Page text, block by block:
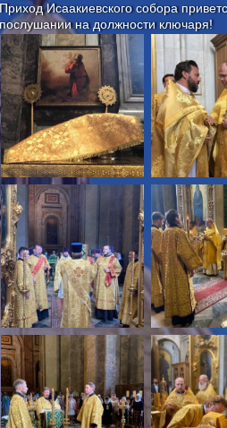
Приход Исаакиевского собора
послушании на должности ключаря!